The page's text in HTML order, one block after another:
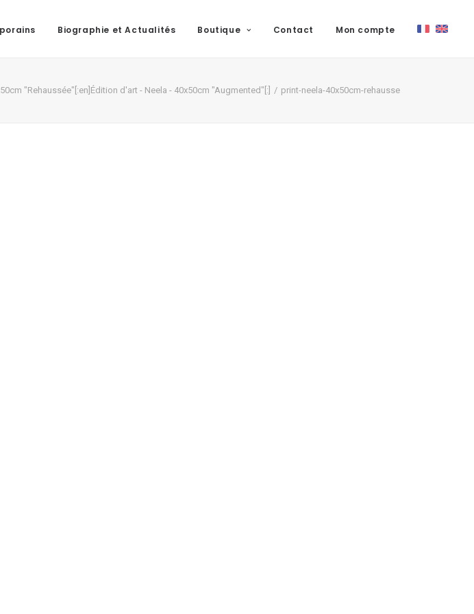
Biographie et Actualités Boutique Contact Mon compte
"Rehaussée"[:en]Édition d'art - Neela - 40x50cm "Augmented"[:] print-neela-40x50cm-rehausse